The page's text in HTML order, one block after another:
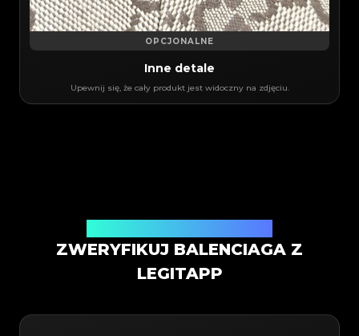
OPCJONALNE
Inne detale
Upewnij się, że cały produkt jest widoczny na zdjęciu.
ZWERYFIKUJ BALENCIAGA Z
LEGITAPP